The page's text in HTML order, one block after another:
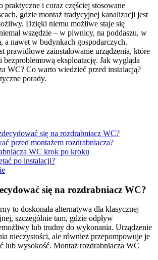
praktyczne i coraz częściej stosowane
gdzie montaż tradycyjnej kanalizacji jest
Dzięki niemu możliwe staje się
wszędzie – w piwnicy, na poddaszu, w
a nawet w budynkach gospodarczych.
prawidłowe zainstalowanie urządzenia, które
bezproblemową eksploatację. Jak wygląda
WC? Co warto wiedzieć przed instalacją?
porady.
się na rozdrabniacz WC?
przed montażem rozdrabniacza?
WC krok po kroku
po instalacji?
się na rozdrabniacz WC?
to doskonała alternatywa dla klasycznej
szczególnie tam, gdzie odpływ
lub trudny do wykonania. Urządzenie
nieczystości, ale również przepompowuje je
lub wysokość. Montaż rozdrabniacza WC